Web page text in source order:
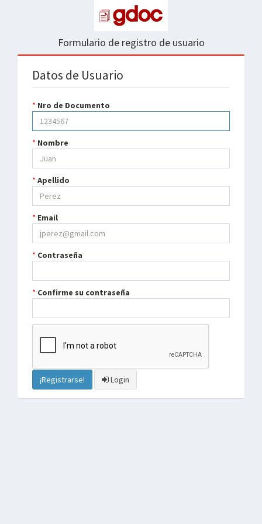
Formulario de registro de usuario
Datos de Usuario
Nro de Documento
Nombre
Apellido
Email
Contraseña
Confirme su contraseña
¡Registrarse! Login